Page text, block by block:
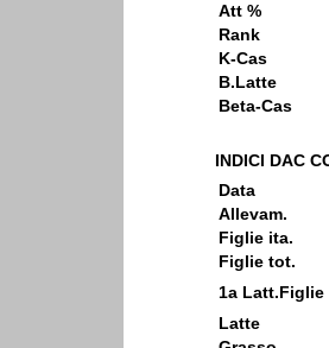
Att %
Rank
K-Cas
B.Latte
Beta-Cas
INDICI DAC
Data
Allevam.
Figlie ita.
Figlie tot.
1a Latt.Figlie
Latte